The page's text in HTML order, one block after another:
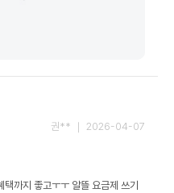
권** ｜ 2026-04-07
까지 좋고ㅜㅜ 알뜰 요금제 쓰기